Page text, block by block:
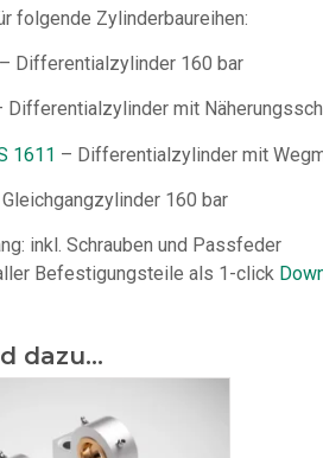
folgende Zylinderbaureihen:
– Differentialzylinder 160 bar
Differentialzylinder mit
1611 – Differentialzylinder mit
160 bar
inkl. Schrauben und Passfeder
Befestigungsteile als 1-click
dazu...